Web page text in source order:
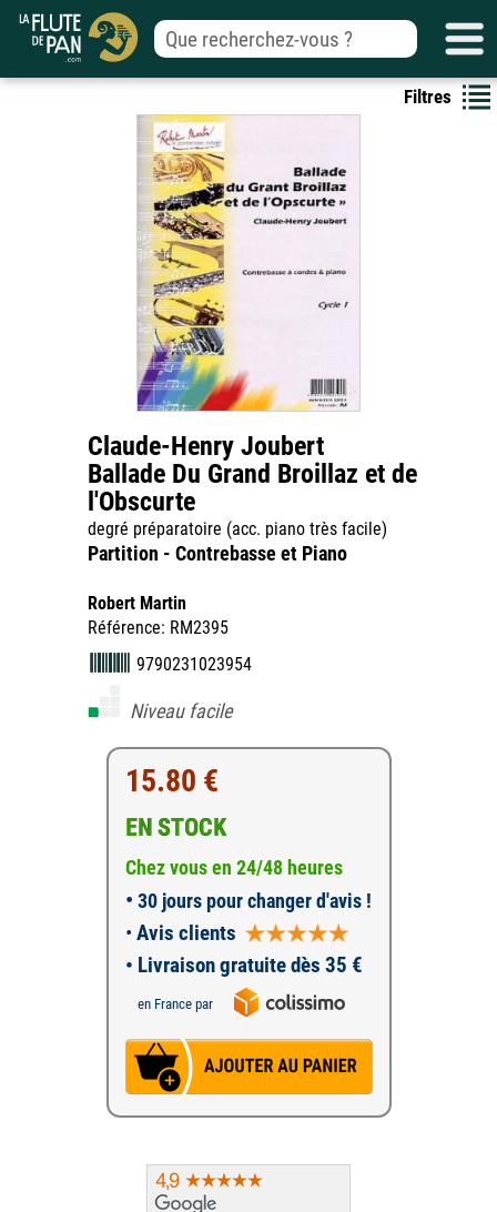
Filtres
Claude-Henry Joubert
Ballade Du Grand Broillaz et de
l'Obscurte
degré préparatoire (acc. piano très facile)
Partition - Contrebasse et Piano
Robert Martin
Référence: RM2395
9790231023954
Niveau facile
15.80 €
EN STOCK
Chez vous en 24/48 heures
• 30 jours pour changer d'avis !
• Avis clients
• Livraison gratuite dès 35 €
en France par